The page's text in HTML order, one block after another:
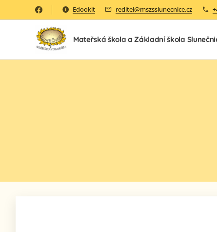
Edookit reditel@mszsslunecnice.cz
Mateřská škola a Základní škola